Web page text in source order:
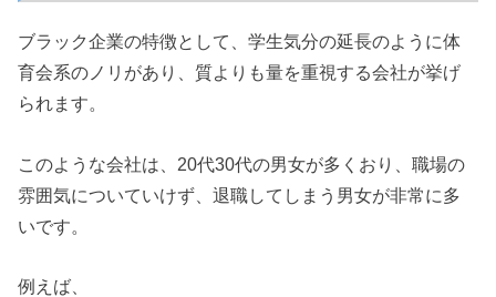
ブラック企業の特徴として、学生気分の延長のように体
育会系のノリがあり、質よりも量を重視する会社が挙げ
られます。
このような会社は、20代30代の男女が多くおり、職場の
雰囲気についていけず、退職してしまう男女が非常に多
いです。
例えば、